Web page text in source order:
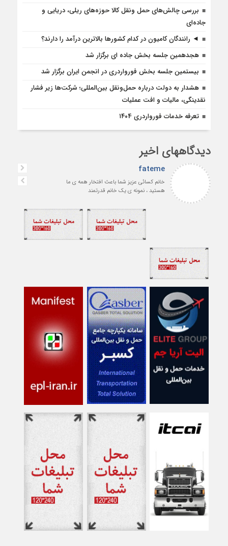
بررسی چالش‌های حمل ونقل کالا حوزه‌های ریلی، دریایی و
جاده‌ای
◄ رانندگان کامیون در کدام کشورها بالاترین درآمد را دارند؟
هجدهمین جلسه بخش جاده ای برگزار شد
بیستمین جلسه بخش فورواردری در انجمن ایران برگزار شد
هشدار به دولت درباره حمل‌ونقل بین‌المللی؛ شرکت‌ها زیر فشار
نقدینگی، مالیات و افت عملیات
تعرفه خدمات فورواردری ۱۴۰4
دیدگاههای اخیر
fateme
خانم کسائی عزیز شما باعث افتخار همه ی ما
هستید ، نمونه ی یک خانم قدرتمند